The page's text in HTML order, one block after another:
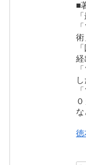
■
術
経
な
徳